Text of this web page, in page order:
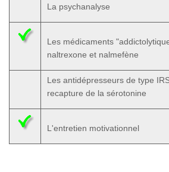
La psychanalyse
Les médicaments
naltrexone et nalmefène
Les antidépresseurs de type
recapture de la sérotonine
L'entretien motivationnel